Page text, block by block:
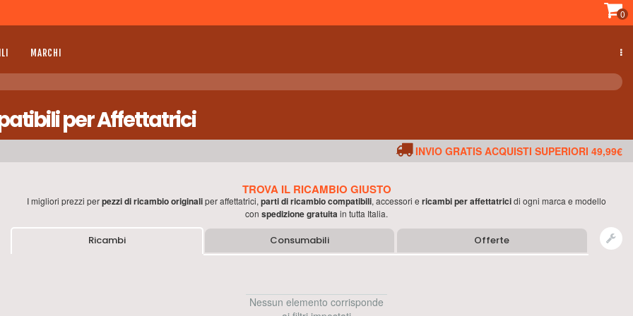
0
MARCHI
per Affettatrici
INVIO GRATIS ACQUISTI SUPERIORI 49,99€
TROVA IL RICAMBIO GIUSTO
I migliori prezzi perpezzi di ricambio originaliperaffettatrici, parti di ricambio compatibili, accessori e ricambi peraffettatricidi ogni marca e modello
con spedizione gratuitain tutta Italia.
Ricambi Consumabili Offerte
Nessun elemento corrisponde